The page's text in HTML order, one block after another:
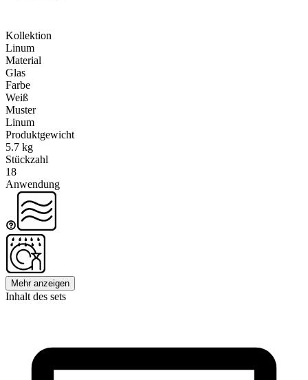
Kollektion
Linum
Material
Glas
Farbe
Weiß
Muster
Linum
Produktgewicht
5.7 kg
Stückzahl
18
Anwendung
Mehr anzeigen
Inhalt des sets